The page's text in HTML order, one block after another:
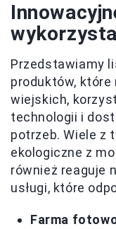
Przedstawiamy
produktów,
wiejskich,
technologii i
potrzeb. Wiele z
ekologiczne z
również reaguje
usługi, które
Farma